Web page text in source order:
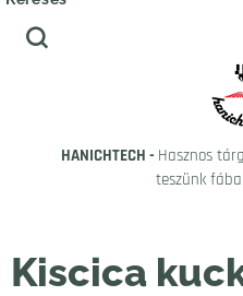
HANICHTECH - Hasznos
teszünk
Kiscica